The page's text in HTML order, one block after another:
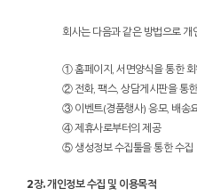
회사는 다음과 같은 방법으로 개
① 홈페이지, 서면양식을 통한 회
② 전화, 팩스, 상담게시판을 통
③ 이벤트(경품행사) 응모, 배송
④ 제휴사로부터의 제공
⑤ 생성정보 수집툴을 통한 수집
2장. 개인정보 수집 및 이용목적